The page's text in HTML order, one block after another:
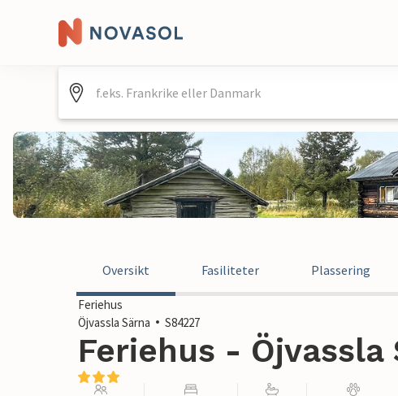
Oversikt Fasiliteter Plassering
Feriehus
Öjvassla Särna
S84227
Feriehus - Öjvassla